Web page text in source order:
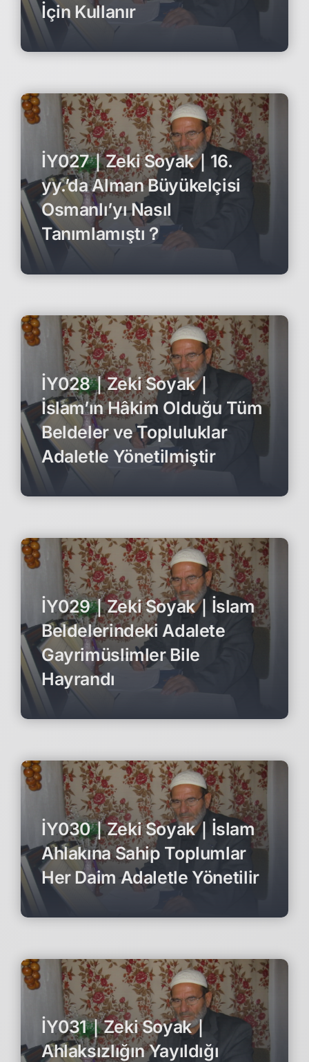
İçin Kullanır
İY027｜Zeki Soyak｜16.
yy.’da Alman Büyükelçisi
Osmanlı’yı Nasıl
Tanımlamıştı？
İY028｜Zeki Soyak｜
İslam’ın Hâkim Olduğu Tüm
Beldeler ve Topluluklar
Adaletle Yönetilmiştir
İY029｜Zeki Soyak｜İslam
Beldelerindeki Adalete
Gayrimüslimler Bile
Hayrandı
İY030｜Zeki Soyak｜İslam
Ahlakına Sahip Toplumlar
Her Daim Adaletle Yönetilir
İY031｜Zeki Soyak｜
Ahlaksızlığın Yayıldığı